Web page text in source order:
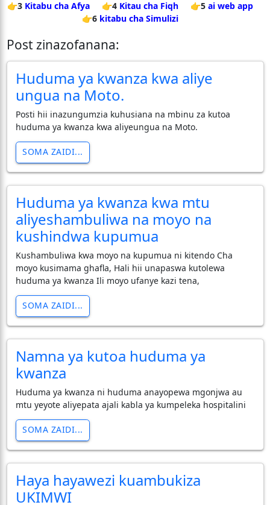
👉3 Kitabu cha Afya 👉4 Kitau cha Fiqh 👉5 ai web app
👉6 kitabu cha Simulizi
Post zinazofanana:
Huduma ya kwanza kwa aliye
ungua na Moto.
Posti hii inazungumzia kuhusiana na mbinu za kutoa
huduma ya kwanza kwa aliyeungua na Moto.
SOMA ZAIDI...
Huduma ya kwanza kwa mtu
aliyeshambuliwa na moyo na
kushindwa kupumua
Kushambuliwa kwa moyo na kupumua ni kitendo Cha
moyo kusimama ghafla, Hali hii unapaswa kutolewa
huduma ya kwanza Ili moyo ufanye kazi tena,
SOMA ZAIDI...
Namna ya kutoa huduma ya
kwanza
Huduma ya kwanza ni huduma anayopewa mgonjwa au
mtu yeyote aliyepata ajali kabla ya kumpeleka hospitalini
SOMA ZAIDI...
Haya hayawezi kuambukiza
UKIMWI